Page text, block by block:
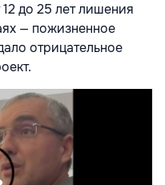
до 25 лет лишения
— пожизненное
отрицательное